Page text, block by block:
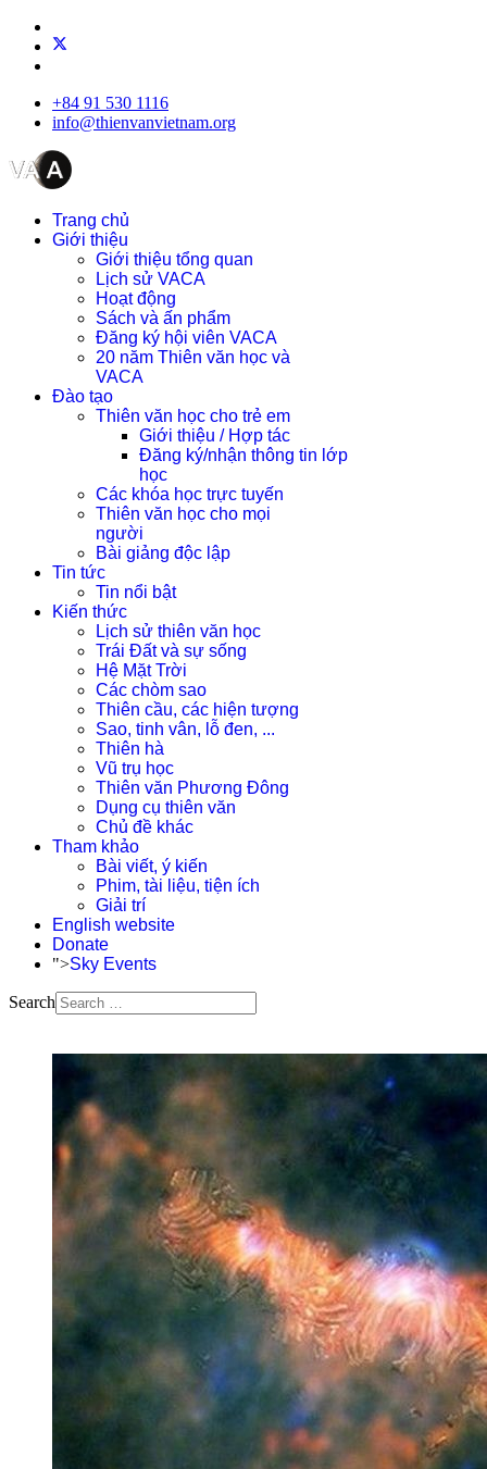
+84 91 530 1116
info@thienvanvietnam.org
Trang chủ
Giới thiệu
Giới thiệu tổng quan
Lịch sử VACA
Hoạt động
Sách và ấn phẩm
Đăng ký hội viên VACA
20 năm Thiên văn học và
VACA
Đào tạo
Thiên văn học cho trẻ em
Giới thiệu / Hợp tác
Đăng ký/nhận thông tin lớp
học
Các khóa học trực tuyến
Thiên văn học cho mọi
người
Bài giảng độc lập
Tin tức
Tin nổi bật
Kiến thức
Lịch sử thiên văn học
Trái Đất và sự sống
Hệ Mặt Trời
Các chòm sao
Thiên cầu, các hiện tượng
Sao, tinh vân, lỗ đen, ...
Thiên hà
Vũ trụ học
Thiên văn Phương Đông
Dụng cụ thiên văn
Chủ đề khác
Tham khảo
Bài viết, ý kiến
Phim, tài liệu, tiện ích
Giải trí
English website
Donate
">Sky Events
Search